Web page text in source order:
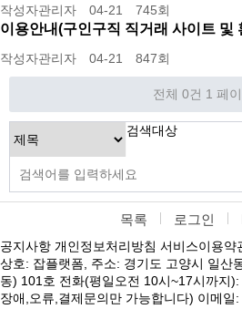
작성자관리자 04-21 745회
이용안내(구인구직 직거래 사이트 및
작성자관리자 04-21 847회
전체 0건 1 페
검색대상
목록 로그인
공지사항 개인정보처리방침 서비스이용약
상호: 잡플랫폼, 주소: 경기도 고양시 일산
동) 101호 전화(평일오전 10시~17시까지
장애,오류,결제문의만 가능합니다) 이메일